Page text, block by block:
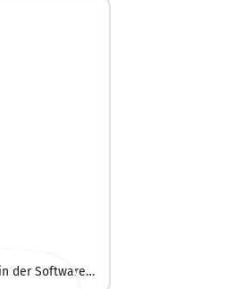
der Software-